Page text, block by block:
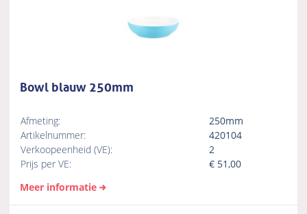
Bowl blauw 250mm
Afmeting:
250mm
Artikelnummer:
420104
Verkoopeenheid (VE):
2
Prijs per VE:
€ 51,00
Meer informatie